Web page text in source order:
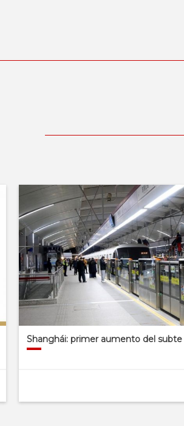
Shanghái: primer aumento del subte